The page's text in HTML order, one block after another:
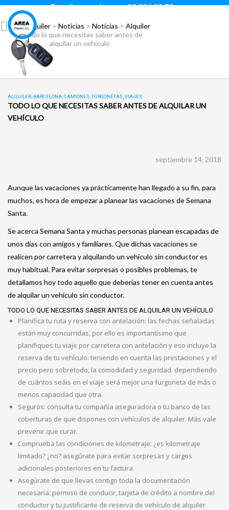
Para llamar pulsar: 93 296 88 78
Área Alquiler >Noticias >Noticias >Alquiler
>Todo lo que necesitas saber antes de
alquilar un vehículo
ALQUILER BARCELONA CAMIONES FURGONETAS VIAJES
TODO LO QUE NECESITAS SABER ANTES DE ALQUILAR UN
VEHÍCULO
septiembre 14, 2018
Aunque las vacaciones ya prácticamente han llegado a su fin, para
muchos, es hora de empezar a planear las vacaciones de Semana
Santa.
Se acerca Semana Santa y muchas personas planean escapadas de
unos días con amigos y familiares. Que dichas vacaciones se
realicen por carretera y alquilando un vehículo sin conductor es
muy habitual. Para evitar sorpresas o posibles problemas, te
detallamos hoy todo aquello que deberías tener en cuenta antes
de alquilar un vehículo sin conductor.
TODO LO QUE NECESITAS SABER ANTES DE ALQUILAR UN VEHÍCULO
Planifica tu ruta y reserva con antelación: las fechas señaladas
están muy concurridas, por ello es importantísimo que
planifiques tu viaje por carretera con antelación y eso incluye la
reserva de tu vehículo: teniendo en cuenta las prestaciones y el
precio pero sobretodo, la comodidad y seguridad. dependiendo
de cuántos seáis en el viaje será mejor una furgoneta de más o
menos capacidad que otra.
Seguros: consulta tu compañía aseguradora o tu banco de las
coberturas de que dispones con vehículos de alquiler. Más vale
prevenir que curar.
Comprueba las condiciones de kilometraje: ¿es kilometraje
limitado? ¿no? asegúrate para evitar sorpresas y cargos
adicionales posteriores en tu factura.
Asegúrate de que llevas contigo toda la documentación
necesaria: permiso de conducir, tarjeta de crédito a nombre del
conductor y tu justificante de reserva de vehículo de alquiler.